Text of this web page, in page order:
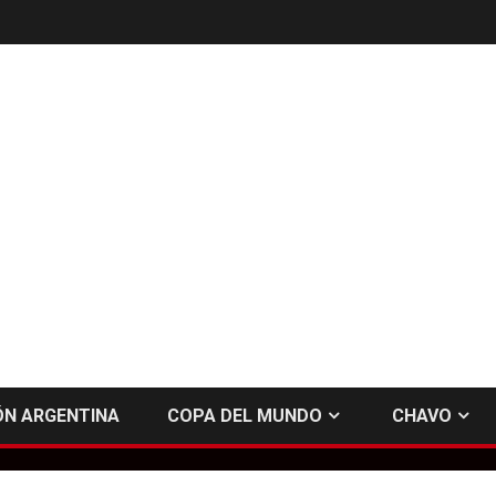
ARGENTINA COPA DEL MUNDO CHAVO